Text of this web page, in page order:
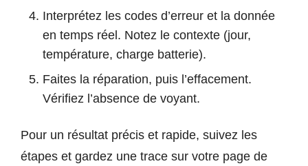
Interprétez les codes d’erreur et la donnée
en temps réel. Notez le contexte (jour,
température, charge batterie).
Faites la réparation, puis l’effacement.
Vérifiez l’absence de voyant.
Pour un résultat précis et rapide, suivez les
étapes et gardez une trace sur votre page de